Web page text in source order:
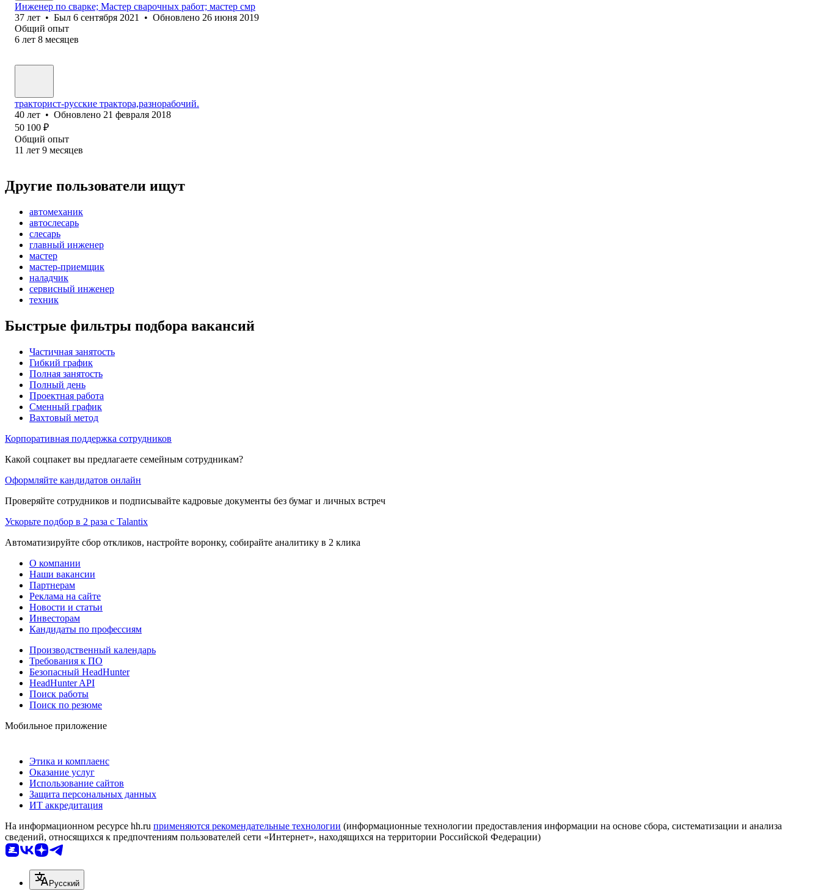
Инженер по сварке; Мастер сварочных работ; мастер смр
37 лет • Был 6 сентября 2021 • Обновлено 26 июня 2019
Общий опыт
6 лет 8 месяцев
тракторист-русские трактора,разнорабочий.
40 лет • Обновлено 21 февраля 2018
50 100 ₽
Общий опыт
11 лет 9 месяцев
Другие пользователи ищут
автомеханик
автослесарь
слесарь
главный инженер
мастер
мастер-приемщик
наладчик
сервисный инженер
техник
Быстрые фильтры подбора вакансий
Частичная занятость
Гибкий график
Полная занятость
Полный день
Проектная работа
Сменный график
Вахтовый метод
Корпоративная поддержка сотрудников
Какой соцпакет вы предлагаете семейным сотрудникам?
Оформляйте кандидатов онлайн
Проверяйте сотрудников и подписывайте кадровые документы без бумаг и личных встреч
Ускорьте подбор в 2 раза с Talantix
Автоматизируйте сбор откликов, настройте воронку, собирайте аналитику в 2 клика
О компании
Наши вакансии
Партнерам
Реклама на сайте
Новости и статьи
Инвесторам
Кандидаты по профессиям
Производственный календарь
Требования к ПО
Безопасный HeadHunter
HeadHunter API
Поиск работы
Поиск по резюме
Мобильное приложение
Этика и комплаенс
Оказание услуг
Использование сайтов
Защита персональных данных
ИТ аккредитация
На информационном ресурсе hh.ru применяются рекомендательные технологии (информационные технологии предоставления информации на основе сбора, систематизации и анализа
сведений, относящихся к предпочтениям пользователей сети «Интернет», находящихся на территории Российской Федерации)
Русский